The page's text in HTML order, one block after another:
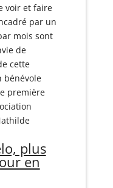
voir et faire
par un
mois sont
de
cette
bénévole
première
plus
en